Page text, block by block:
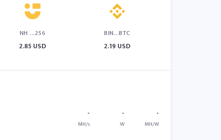
NH ...256
2.85 USD
BIN...BTC
2.19 USD
-
MH/s
-
W
-
MH/W